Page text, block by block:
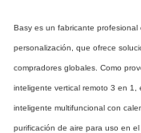
Basy es un fabricante
personalización, que ofrece
compradores globales. Como
inteligente vertical remoto 3 en 1,
inteligente multifuncional con
purificación de aire para uso en